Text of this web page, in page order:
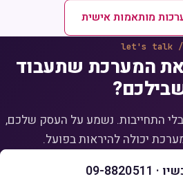
מותאמות אישית
let's talk
את המערכת שתעבוד
של 30 דקות, בלי התחייבות. נשמע על העסק שלכם,
יכולה להיראות בפועל.
8820511